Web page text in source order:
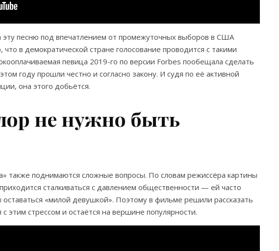
эту песню под впечатлением от промежуточных выборов в США
в демократической стране голосование проводится с такими
певица 2019-го по версии Forbes пообещала сделать
году прошли честно и согласно закону. И судя по её активной
она этого добьётся.
не нужно быть
также поднимаются сложные вопросы. По словам режиссёра картины
сталкиваться с давлением общественности — ей часто
«милой девушкой». Поэтому в фильме решили рассказать
этим стрессом и остаётся на вершине популярности.